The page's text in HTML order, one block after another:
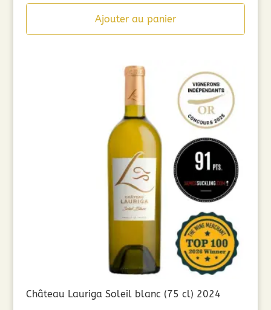
Ajouter au panier
Château Lauriga Soleil blanc (75 cl) 2024